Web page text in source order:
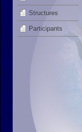
Structures
Participants